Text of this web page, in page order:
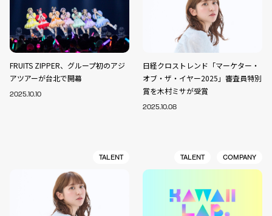
FRUITS ZIPPER、グループ初のアジ
アツアーが台北で開幕
2025.10.10
日経クロストレンド「マーケター・
オブ・ザ・イヤー2025」審査員特別
賞を木村ミサが受賞
2025.10.08
TALENT TALENT COMPANY